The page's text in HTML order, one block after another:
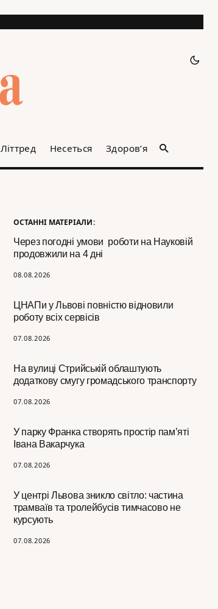
Літтред Несеться Здоров’я
ОСТАННІ МАТЕРІАЛИ:
Через погодні умови роботи на Науковій
продовжили на 4 дні
08.08.2026
ЦНАПи у Львові повністю відновили
роботу всіх сервісів
07.08.2026
На вулиці Стрийській облаштують
додаткову смугу громадського транспорту
07.08.2026
У парку Франка створять простір пам’яті
Івана Вакарчука
07.08.2026
У центрі Львова зникло світло: частина
трамваїв та тролейбусів тимчасово не
курсують
07.08.2026